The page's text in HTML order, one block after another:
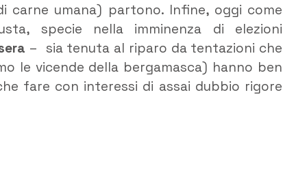
carne umana) partono. Infine, oggi come
specie nella imminenza di elezioni
– sia tenuta al riparo da tentazioni che
le vicende della bergamasca) hanno ben
fare con interessi di assai dubbio rigore